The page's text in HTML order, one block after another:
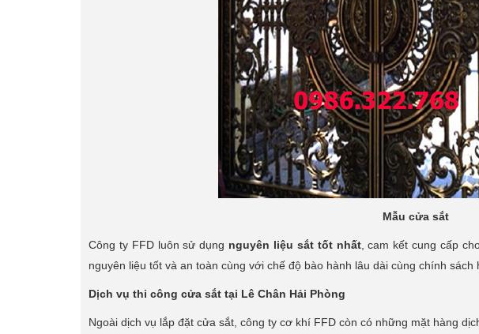
Mẫu cửa sắt
Công ty FFD luôn sử dụng nguyên liệu sắt tốt nhất, cam kết cung cấp
nguyên liệu tốt và an toàn cùng với chế độ bào hành lâu dài cùng chính sách
Dịch vụ thi công cửa sắt tại Lê Chân Hải Phòng
Ngoài dịch vụ lắp đặt cửa sắt, công ty cơ khí FFD còn có những mặt hàng